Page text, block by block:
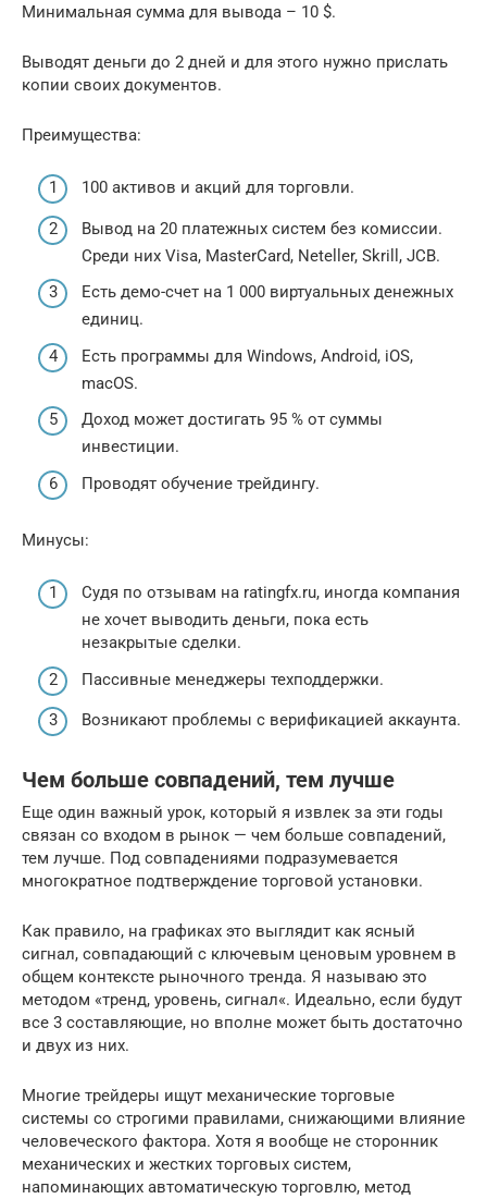
Минимальная сумма для вывода – 10 $.
Выводят деньги до 2 дней и для этого нужно прислать
копии своих документов.
Преимущества:
100 активов и акций для торговли.
Вывод на 20 платежных систем без комиссии.
Среди них Visa, MasterCard, Neteller, Skrill, JCB.
Есть демо-счет на 1 000 виртуальных денежных
единиц.
Есть программы для Windows, Android, iOS,
macOS.
Доход может достигать 95 % от суммы
инвестиции.
Проводят обучение трейдингу.
Минусы:
Судя по отзывам на ratingfx.ru, иногда компания
не хочет выводить деньги, пока есть
незакрытые сделки.
Пассивные менеджеры техподдержки.
Возникают проблемы с верификацией аккаунта.
Чем больше совпадений, тем лучше
Еще один важный урок, который я извлек за эти годы
связан со входом в рынок — чем больше совпадений,
тем лучше. Под совпадениями подразумевается
многократное подтверждение торговой установки.
Как правило, на графиках это выглядит как ясный
сигнал, совпадающий с ключевым ценовым уровнем в
общем контексте рыночного тренда. Я называю это
методом «тренд, уровень, сигнал«. Идеально, если будут
все 3 составляющие, но вполне может быть достаточно
и двух из них.
Многие трейдеры ищут механические торговые
системы со строгими правилами, снижающими влияние
человеческого фактора. Хотя я вообще не сторонник
механических и жестких торговых систем,
напоминающих автоматическую торговлю, метод